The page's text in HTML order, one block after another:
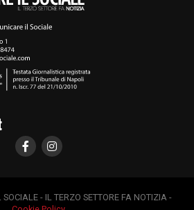
- IL TERZO SETTORE FA NOTIZIA -